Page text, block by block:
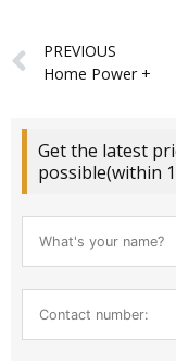
Prev
PREVIOUS
Home Power +
Get the latest
possible(within